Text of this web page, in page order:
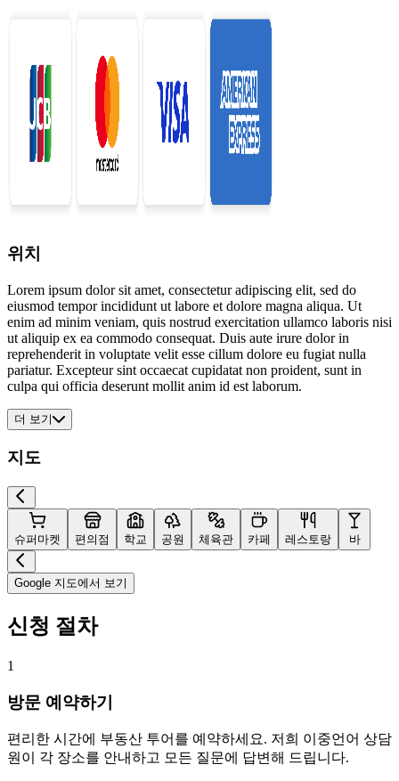
위치
Lorem ipsum dolor sit amet, consectetur adipiscing elit, sed do
eiusmod tempor incididunt ut labore et dolore magna aliqua. Ut
enim ad minim veniam, quis nostrud exercitation ullamco laboris nisi
ut aliquip ex ea commodo consequat. Duis aute irure dolor in
reprehenderit in voluptate velit esse cillum dolore eu fugiat nulla
pariatur. Excepteur sint occaecat cupidatat non proident, sunt in
culpa qui officia deserunt mollit anim id est laborum.
더 보기
지도
슈퍼마켓 편의점 학교 공원 체육관 카페 레스토랑 바
Google 지도에서 보기
신청 절차
1
방문 예약하기
편리한 시간에 부동산 투어를 예약하세요. 저희 이중언어 상담
원이 각 장소를 안내하고 모든 질문에 답변해 드립니다.